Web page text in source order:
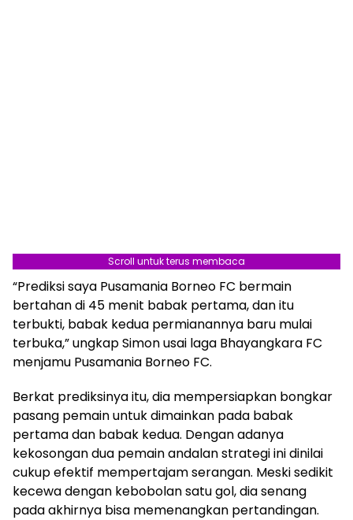
Scroll untuk terus membaca
“Prediksi saya Pusamania Borneo FC bermain
bertahan di 45 menit babak pertama, dan itu
terbukti, babak kedua permianannya baru mulai
terbuka,” ungkap Simon usai laga Bhayangkara FC
menjamu Pusamania Borneo FC.
Berkat prediksinya itu, dia mempersiapkan bongkar
pasang pemain untuk dimainkan pada babak
pertama dan babak kedua. Dengan adanya
kekosongan dua pemain andalan strategi ini dinilai
cukup efektif mempertajam serangan. Meski sedikit
kecewa dengan kebobolan satu gol, dia senang
pada akhirnya bisa memenangkan pertandingan.